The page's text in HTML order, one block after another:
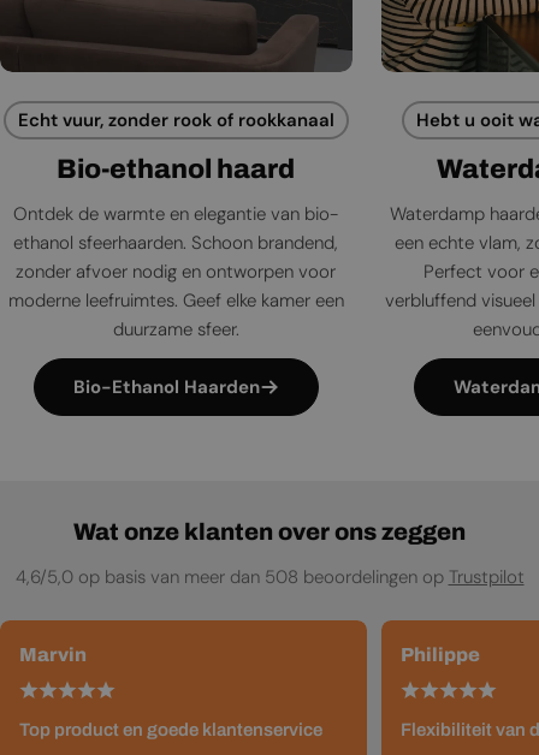
Echt vuur, zonder rook of rookkanaal
Bio-ethanol haard
Ontdek de warmte en elegantie van bio-
ethanol sfeerhaarden. Schoon brandend,
zonder afvoer nodig en ontworpen voor
moderne leefruimtes. Geef elke kamer een
duurzame sfeer.
Bio-Ethanol Haarden
Hebt u ooit
Waterdamp
een echte vlam,
Perfect voor
verbluffend
Wat onze klanten over ons zeggen
4,6/5,0 op basis van meer dan 508 beoordelingen op Trustpilot
Marvin
Top product en goede klantenservice
Philippe
Flexibiliteit van